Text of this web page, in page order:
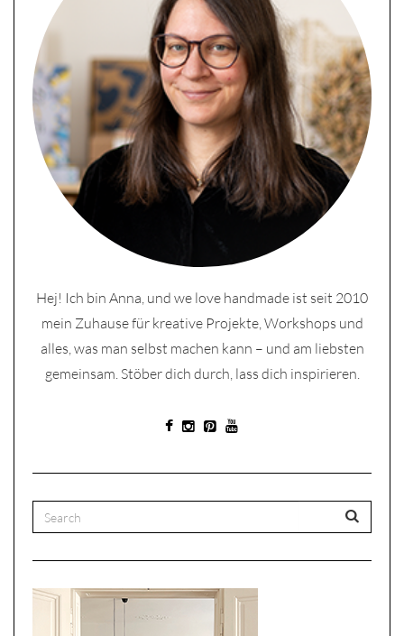
Hej! Ich bin Anna, und we love handmade ist seit 2010
mein Zuhause für kreative Projekte, Workshops und
alles, was man selbst machen kann – und am liebsten
gemeinsam. Stöber dich durch, lass dich inspirieren.